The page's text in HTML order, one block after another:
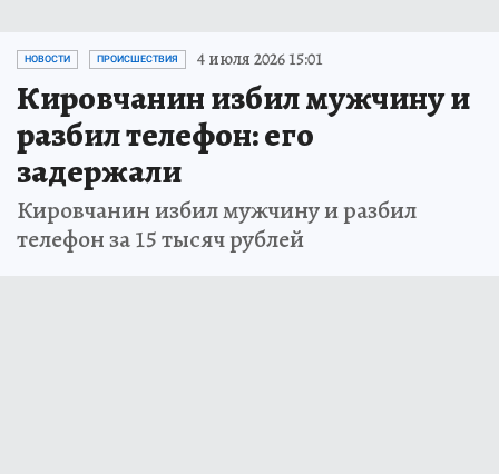
НОВОСТИ ПРОИСШЕСТВИЯ 4 июля 2026 15:01
Кировчанин избил мужчину и
разбил телефон: его
задержали
Кировчанин избил мужчину и разбил
телефон за 15 тысяч рублей